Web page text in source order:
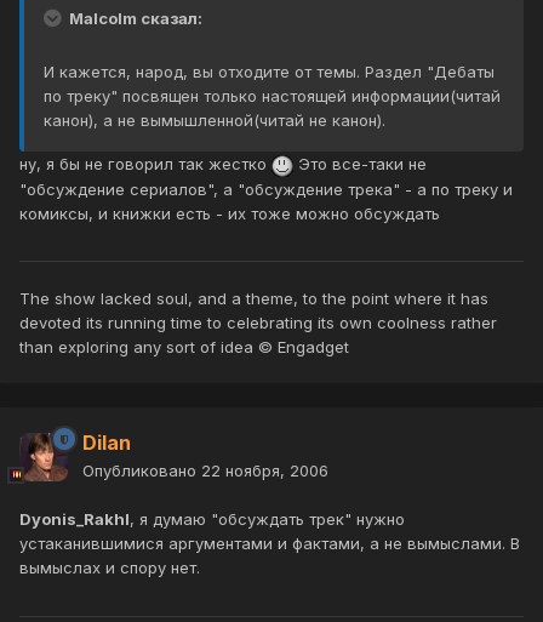
Malcolm сказал:
И кажется, народ, вы отходите от темы. Раздел "Дебаты
по треку" посвящен только настоящей информации(читай
канон), а не вымышленной(читай не канон).
ну, я бы не говорил так жестко
Это все-таки не
"обсуждение сериалов", а "обсуждение трека" - а по треку и
комиксы, и книжки есть - их тоже можно обсуждать
The show lacked soul, and a theme, to the point where it has
devoted its running time to celebrating its own coolness rather
than exploring any sort of idea © Engadget
Dilan
Опубликовано 22 ноября, 2006
Dyonis_Rakhl, я думаю "обсуждать трек" нужно
устаканившимися аргументами и фактами, а не вымыслами. В
вымыслах и спору нет.